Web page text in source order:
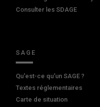
Consulter les SDAGE
SAGE
Qu'est-ce qu'un SAGE ?
Textes réglementaires
Carte de situation